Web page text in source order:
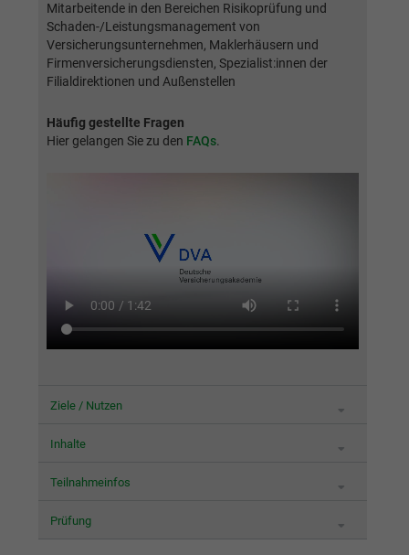
Mitarbeitende in den Bereichen Risikoprüfung und
Schaden-/Leistungsmanagement von
Versicherungsunternehmen, Maklerhäusern und
Firmenversicherungsdiensten, Spezialist:innen der
Filialdirektionen und Außenstellen
Häufig gestellte Fragen
Hier gelangen Sie zu den FAQs.
Ziele / Nutzen
Inhalte
Teilnahmeinfos
Prüfung
Anbieter BWV Rhein-Main
Laufzeit Sitzungsende
Anmeldung über den Webseiten-Login .
Name _gid
Anbieter Google Analytics
Registriert eine eindeutige ID, die verwendet